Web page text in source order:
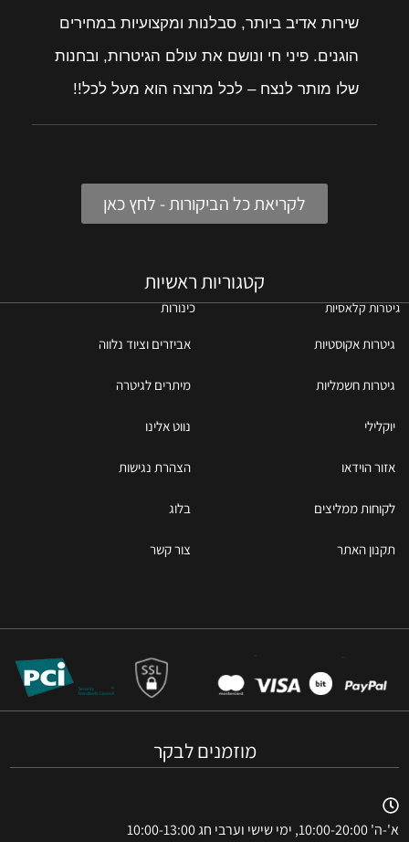
שירות אדיב ביותר, סבלנות ומקצועיות במחירים
הוגנים. פיני חי ונושם את עולם הגיטרות, ובחנות
שלו מותר לנצח – לכל מרוצה הוא מעל לכל!!
לקריאת כל הביקורות - לחץ כאן
קטגוריות ראשיות
גיטרות קלאסיות כינורות
גיטרות אקוסטיות אביזרים וציוד נלווה
גיטרות חשמליות מיתרים לגיטרה
יוקלילי נווט אלינו
אזור הוידאו הצהרת נגישות
לקוחות ממליצים בלוג
תקנון האתר צור קשר
מוזמנים לבקר
א'-ה' 10:00-20:00, ימי שישי וערבי חג 10:00-13:00